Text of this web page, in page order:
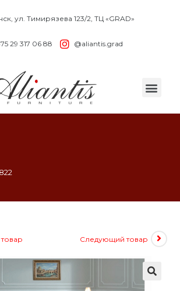
ул. Тимирязева 123/2, ТЦ «GRAD»
29 317 06 88 @aliantis.grad
Следующий товар